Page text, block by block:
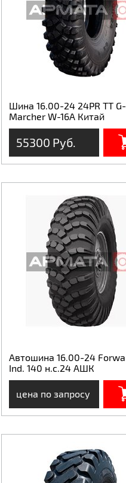
Шина 16.00-24 24PR TT
Marcher W-16A Китай
55300 Руб.
Автошина 16.00-24
Ind. 140 н.с.24 АШК
цена по запросу